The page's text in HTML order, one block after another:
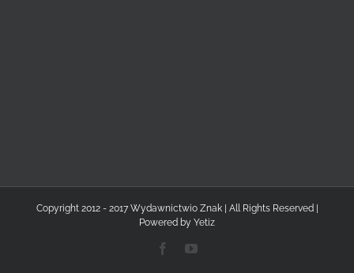
Copyright 2012 - 2017 Wydawnictwio Znak | All Rights Reserved |
Powered by Yetiz
FacebookYouTube